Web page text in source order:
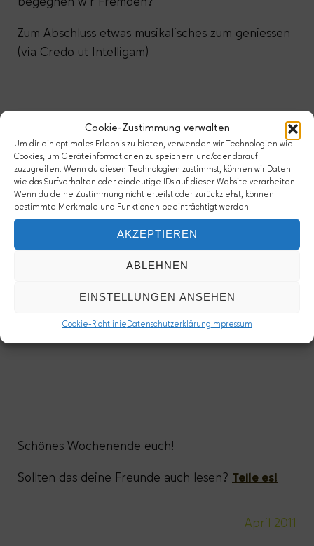
Cookie-Zustimmung verwalten
Um dir ein optimales Erlebnis zu bieten, verwenden wir Technologien wie
Cookies, um Geräteinformationen zu speichern und/oder darauf
zuzugreifen. Wenn du diesen Technologien zustimmst, können wir Daten
wie das Surfverhalten oder eindeutige IDs auf dieser Website verarbeiten.
Wenn du deine Zustimmung nicht erteilst oder zurückziehst, können
bestimmte Merkmale und Funktionen beeinträchtigt werden.
AKZEPTIEREN
ABLEHNEN
EINSTELLUNGEN ANSEHEN
Cookie-Richtlinie Datenschutzerklärung Impressum
Zum Abschluss etwas musikalisches zum geniessen
(via Credo ut Intelligam)
Schönes Wochenende euch!
Sollten das deine Freunde auch lesen? Teile es!
April 2011